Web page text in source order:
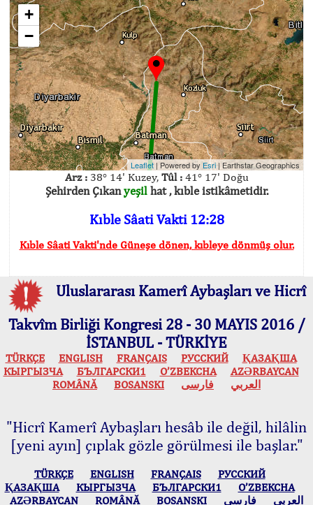
+
−
Leaflet | Powered by Esri| Earthstar Geographics
Arz :38° 14' Kuzey, Tûl :41° 17' Doğu
Şehirden Çıkanyeşilhat , kıble istikâmetidir.
Kıble Sâati Vakti 12:28
Kıble Sâati Vakti'nde Güneşe dönen, kıbleye dönmüş olur.
Uluslararası Kamerî Aybaşları ve Hicrî
Takvîm Birliği Kongresi 28 - 30 MAYIS 2016 /
İSTANBUL - TÜRKİYE
TÜRKÇE ENGLISH FRANÇAIS РУССКИЙ
ҚАЗАҚША
КЫPГЫЗЧA
БЪЛГАРСКИ1 O’ZBEKCHA
AZӘRBAYCAN
ROMÂNĂ
BOSANSKI العربي فارسی
"Hicrî Kamerî Aybaşları hesâb ile değil, hilâlin
[yeni ayın] çıplak gözle görülmesi ile başlar."
TÜRKÇE ENGLISH FRANÇAIS
РУССКИЙ
ҚАЗАҚША
КЫPГЫЗЧA БЪЛГАРСКИ1
O’ZBEKCHA
AZӘRBAYCAN
ROMÂNĂ BOSANSKI العربي فارسی